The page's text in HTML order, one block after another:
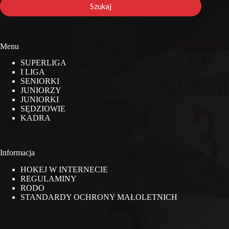
Szukaj
Menu
SUPERLIGA
I LIGA
SENIORKI
JUNIORZY
JUNIORKI
SĘDZIOWIE
KADRA
Informacja
HOKEJ W INTERNECIE
REGULAMINY
RODO
STANDARDY OCHRONY MAŁOLETNICH